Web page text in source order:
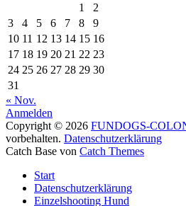
1
2
3
4 5 6 7 8
9
10 11 12 13 14 15 16
17 18 19 20 21 22 23
24 25 26 27 28 29 30
31
« Nov.
Anmelden
Copyright © 2026 FUNDOGS-
vorbehalten. Datenschutzerklärung
Catch Base von Catch Themes
oben
scrollen
Start
Datenschutzerklärung
Einzelshooting Hund